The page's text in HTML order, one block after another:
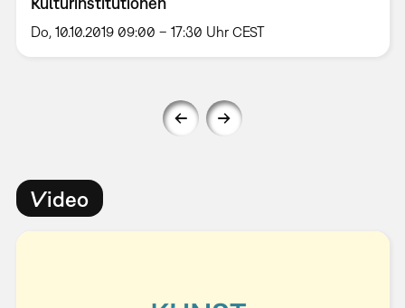
Do, 10.10.2019 09:00 – 17:30 Uhr CEST
Video